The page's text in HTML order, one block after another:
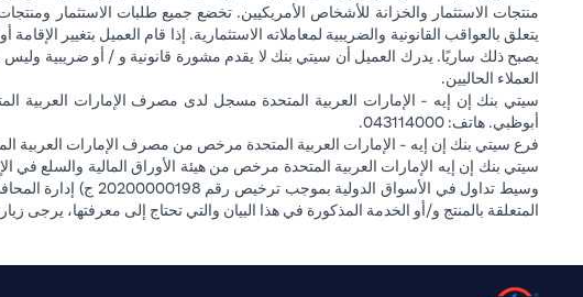
منتجات الاستثمار والخزانة للأشخاص الأمريكيين. تخضع جميع طلبات الاستثمار
يتعلق بالعواقب القانونية والضريبية لمعاملاته الاستثمارية. إذا قام العميل بتغيير
يصبح ذلك ساريًا. يدرك العميل أن سيتي بنك لا يقدم مشورة قانونية و / أو ضريبية وليس
العملاء الحاليين.
أبوظبي. هاتف: 043114000.
فرع سيتي بنك إن إيه - الإمارات العربية المتحدة مرخص من مصرف الإمارات العربية
المتعلقة بالمنتج و/أو الخدمة المذكورة في هذا البيان والتي تحتاج إلى معرفتها، يرجى